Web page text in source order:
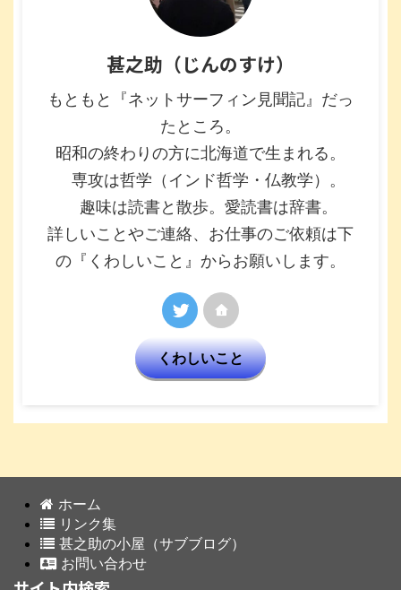
甚之助（じんのすけ）
もともと『ネットサーフィン見聞記』だっ
たところ。
昭和の終わりの方に北海道で生まれる。
専攻は哲学（インド哲学・仏教学）。
趣味は読書と散歩。愛読書は辞書。
詳しいことやご連絡、お仕事のご依頼は下
の『くわしいこと』からお願いします。
くわしいこと
ホーム
リンク集
甚之助の小屋（サブブログ）
お問い合わせ